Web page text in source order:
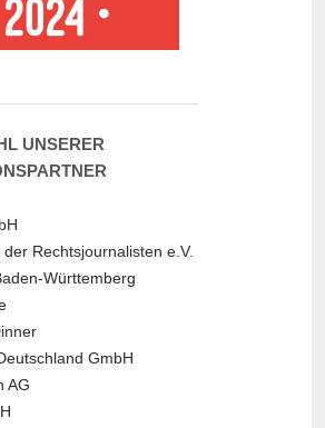
UNSERER
Rechtsjournalisten e.V.
Württemberg
GmbH
AG